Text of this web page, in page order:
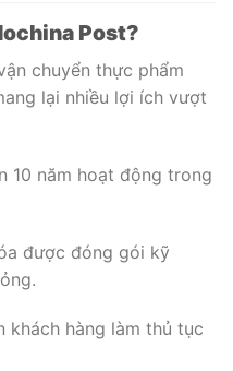
Post?
chuyển thực phẩm
lại nhiều lợi ích vượt
10 năm hoạt động trong
được đóng gói kỹ
khách hàng làm thủ tục